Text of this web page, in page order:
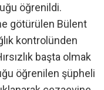
öğrenildi.
götürülen Bülent
kontrolünden
başta olmak
öğrenilen şüpheli